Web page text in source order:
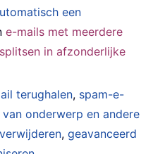
een
e-mails met meerdere
in afzonderlijke
terughalen, spam-e-
onderwerp en andere
,geavanceerd